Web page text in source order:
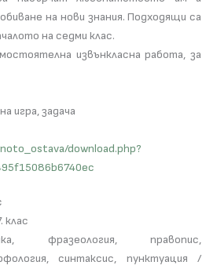
на нови знания. Подходящи са
на седми клас.
извънкласна работа, за
игра, задача
download.php?
клас
фразеология, правопис,
синтаксис, пунктуация /